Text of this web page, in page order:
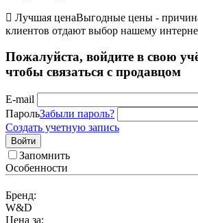
 Лучшая ценаВыгодные цены -
клиентов отдают выбор нашему
Пожалуйста, войдите в свою
чтобы связаться с продавцом
E-mail
ПарольЗабыли пароль?
Создать учетную запись
Войти
Запомнить
Особенности
Бренд:
W&D
Цена за: